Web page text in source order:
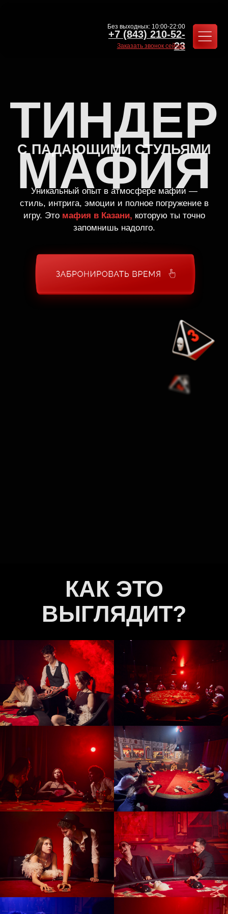
ТИНДЕР
МАФИЯ
С ПАДАЮЩИМИ СТУЛЬЯМИ
Уникальный опыт в атмосфере мафии —
стиль, интрига, эмоции и полное погружение в
игру. Это
мафия в Казани,
которую ты точно
запомнишь надолго.
+7 (843) 210-52-
23
Заказать звонок сейчас
КАК ЭТО
ВЫГЛЯДИТ?